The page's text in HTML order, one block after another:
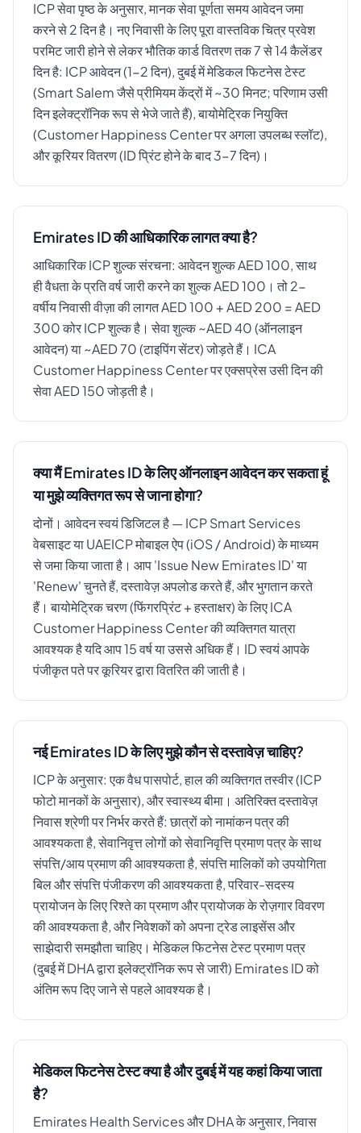
ICP सेवा पृष्ठ के अनुसार, मानक सेवा पूर्णता समय आवेदन जमा
करने से 2 दिन है। नए निवासी के लिए पूरा वास्तविक चित्र प्रवेश
परमिट जारी होने से लेकर भौतिक कार्ड वितरण तक 7 से 14 कैलेंडर
दिन है: ICP आवेदन (1-2 दिन), दुबई में मेडिकल फिटनेस टेस्ट
(Smart Salem जैसे प्रीमियम केंद्रों में ~30 मिनट; परिणाम उसी
दिन इलेक्ट्रॉनिक रूप से भेजे जाते हैं), बायोमेट्रिक नियुक्ति
(Customer Happiness Center पर अगला उपलब्ध स्लॉट),
और कूरियर वितरण (ID प्रिंट होने के बाद 3-7 दिन)।
Emirates ID की आधिकारिक लागत क्या है?
आधिकारिक ICP शुल्क संरचना: आवेदन शुल्क AED 100, साथ
ही वैधता के प्रति वर्ष जारी करने का शुल्क AED 100। तो 2-
वर्षीय निवासी वीज़ा की लागत AED 100 + AED 200 = AED
300 कोर ICP शुल्क है। सेवा शुल्क ~AED 40 (ऑनलाइन
आवेदन) या ~AED 70 (टाइपिंग सेंटर) जोड़ते हैं। ICA
Customer Happiness Center पर एक्सप्रेस उसी दिन की
सेवा AED 150 जोड़ती है।
क्या मैं Emirates ID के लिए ऑनलाइन आवेदन कर सकता हूं
या मुझे व्यक्तिगत रूप से जाना होगा?
दोनों। आवेदन स्वयं डिजिटल है — ICP Smart Services
वेबसाइट या UAEICP मोबाइल ऐप (iOS / Android) के माध्यम
से जमा किया जाता है। आप 'Issue New Emirates ID' या
'Renew' चुनते हैं, दस्तावेज़ अपलोड करते हैं, और भुगतान करते
हैं। बायोमेट्रिक चरण (फिंगरप्रिंट + हस्ताक्षर) के लिए ICA
Customer Happiness Center की व्यक्तिगत यात्रा
आवश्यक है यदि आप 15 वर्ष या उससे अधिक हैं। ID स्वयं आपके
पंजीकृत पते पर कूरियर द्वारा वितरित की जाती है।
नई Emirates ID के लिए मुझे कौन से दस्तावेज़ चाहिए?
ICP के अनुसार: एक वैध पासपोर्ट, हाल की व्यक्तिगत तस्वीर (ICP
फोटो मानकों के अनुसार), और स्वास्थ्य बीमा। अतिरिक्त दस्तावेज़
निवास श्रेणी पर निर्भर करते हैं: छात्रों को नामांकन पत्र की
आवश्यकता है, सेवानिवृत्त लोगों को सेवानिवृत्ति प्रमाण पत्र के साथ
संपत्ति/आय प्रमाण की आवश्यकता है, संपत्ति मालिकों को उपयोगिता
बिल और संपत्ति पंजीकरण की आवश्यकता है, परिवार-सदस्य
प्रायोजन के लिए रिश्ते का प्रमाण और प्रायोजक के रोज़गार विवरण
की आवश्यकता है, और निवेशकों को अपना ट्रेड लाइसेंस और
साझेदारी समझौता चाहिए। मेडिकल फिटनेस टेस्ट प्रमाण पत्र
(दुबई में DHA द्वारा इलेक्ट्रॉनिक रूप से जारी) Emirates ID को
अंतिम रूप दिए जाने से पहले आवश्यक है।
मेडिकल फिटनेस टेस्ट क्या है और दुबई में यह कहां किया जाता
है?
Emirates Health Services और DHA के अनुसार, निवास